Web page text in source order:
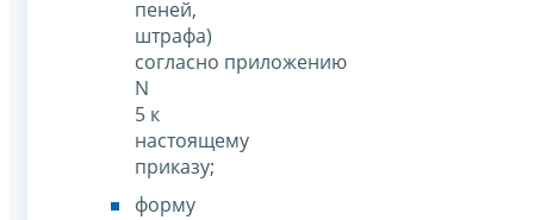
пеней,
штрафа)
согласно приложению
N
5 к
настоящему
приказу;
форму